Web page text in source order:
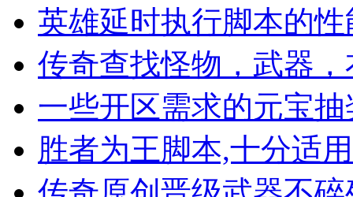
英雄延时执行脚本的
传奇查找怪物，武器
一些开区需求的元宝
胜者为王脚本,十分适